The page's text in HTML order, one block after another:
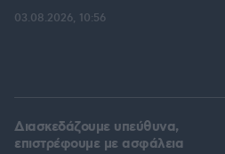
03.08.2026, 10:56
Διασκεδάζουμε υπεύθυνα,
επιστρέφουμε με ασφάλεια